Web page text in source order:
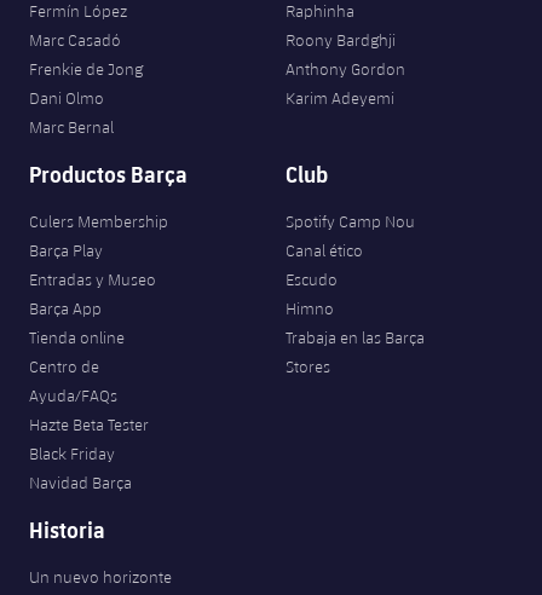
Fermín López
Marc Casadó
Frenkie de Jong
Dani Olmo
Marc Bernal
Raphinha
Roony Bardghji
Anthony Gordon
Karim Adeyemi
Productos Barça
Culers Membership
Barça Play
Entradas y Museo
Barça App
Tienda online
Centro de
Ayuda/FAQs
Hazte Beta Tester
Black Friday
Navidad Barça
Club
Spotify Camp Nou
Canal ético
Escudo
Himno
Trabaja en las Barça
Stores
Historia
Un nuevo horizonte